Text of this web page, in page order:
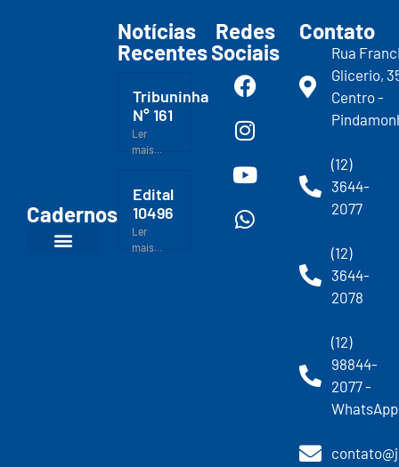
Cadernos
Notícias
Recentes
Tribuninha
N° 161
Ler
mais...
Edital
10496
Ler
mais...
Redes
Sociais
Contato
Rua
Glicerio,
Centro -
(12)
3644-
2077
(12)
3644-
2078
(12)
98844-
2077 -
WhatsApp